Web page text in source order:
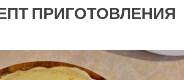
ПРИГОТОВЛЕНИЯ